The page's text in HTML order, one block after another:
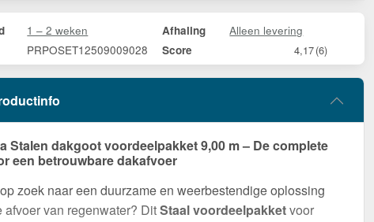
1 – 2 weken Afhaling Alleen levering
PRPOSET12509009028 Score 4,17(6)
Stalen dakgoot voordeelpakket 9,00 m – De complete
een betrouwbare dakafvoer
zoek naar een duurzame en weerbestendige oplossing
afvoer van regenwater? DitStaal voordeelpakketvoor